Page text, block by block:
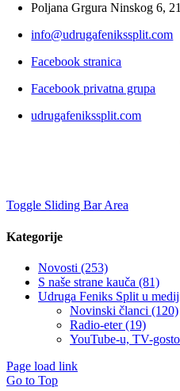
Poljana Grgura Ninskog 6,
info@udrugafenikssplit.com
Facebook stranica
Facebook privatna grupa
udrugafenikssplit.com
Toggle Sliding Bar Area
Kategorije
Novosti (253)
S naše strane kauča (81)
Udruga Feniks Split u
Novinski članci (120)
Radio-eter (19)
YouTube-u, TV-
Page load link
Go to Top